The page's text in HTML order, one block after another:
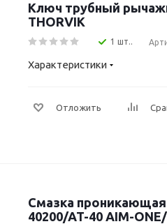
Ключ трубный
THORVIK
1 шт..
Характеристики
Отложить
Смазка
40200/AT-40 AIM-